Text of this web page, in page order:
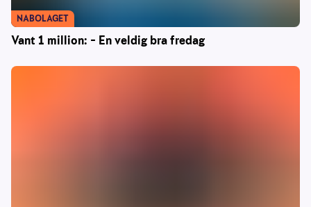
Vant 1 million: – En veldig bra fredag
NABOLAGET